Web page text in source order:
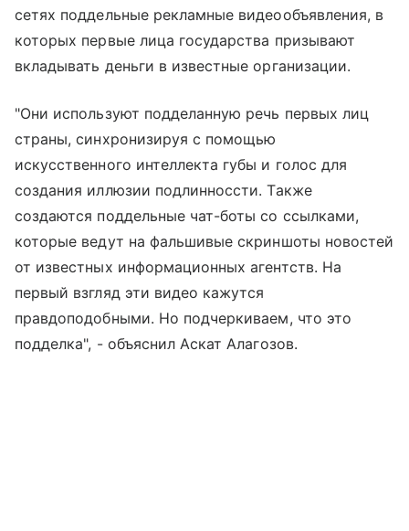
сетях поддельные рекламные видеообъявления, в
которых первые лица государства призывают
вкладывать деньги в известные организации.
"Они используют подделанную речь первых лиц
страны, синхронизируя с помощью
искусственного интеллекта губы и голос для
создания иллюзии подлинноссти. Также
создаются поддельные чат-боты со ссылками,
которые ведут на фальшивые скриншоты новостей
от известных информационных агентств. На
первый взгляд эти видео кажутся
правдоподобными. Но подчеркиваем, что это
подделка", - объяснил Аскат Алагозов.